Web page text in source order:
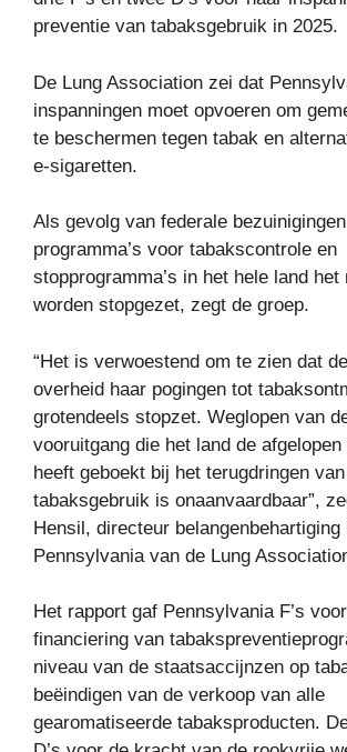
preventie van tabaksgebruik in 2025.
De Lung Association zei dat
inspanningen moet opvoeren om
te beschermen tegen tabak en
e-sigaretten.
Als gevolg van federale
programma’s voor tabakscontrole en
stopprogramma’s in het hele land
worden stopgezet, zegt de groep.
“Het is verwoestend om te zien dat
overheid haar pogingen tot
grotendeels stopzet. Weglopen van
vooruitgang die het land de
heeft geboekt bij het terugdringen
tabaksgebruik is onaanvaardbaar”,
Hensil, directeur belangenbehartiging
Pennsylvania van de Lung
Het rapport gaf Pennsylvania F’s
financiering van
niveau van de staatsaccijnzen op
beëindigen van de verkoop van alle
gearomatiseerde tabaksproducten.